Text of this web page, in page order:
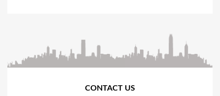
CONTACT US